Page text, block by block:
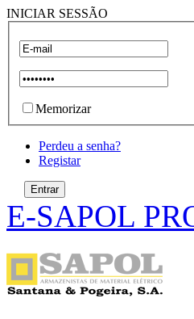
INICIAR SESSÃO
Memorizar
Perdeu a senha?
Registar
E-SAPOL